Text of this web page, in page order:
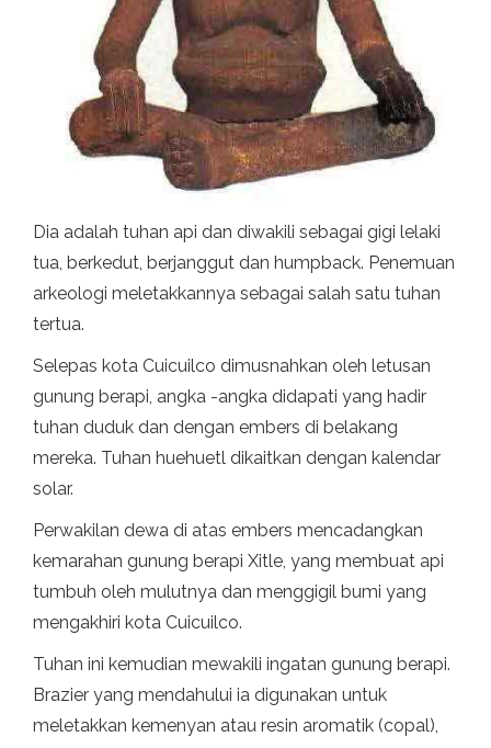
Dia adalah tuhan api dan diwakili sebagai gigi lelaki
tua, berkedut, berjanggut dan humpback. Penemuan
arkeologi meletakkannya sebagai salah satu tuhan
tertua.
Selepas kota Cuicuilco dimusnahkan oleh letusan
gunung berapi, angka -angka didapati yang hadir
tuhan duduk dan dengan embers di belakang
mereka. Tuhan huehuetl dikaitkan dengan kalendar
solar.
Perwakilan dewa di atas embers mencadangkan
kemarahan gunung berapi Xitle, yang membuat api
tumbuh oleh mulutnya dan menggigil bumi yang
mengakhiri kota Cuicuilco.
Tuhan ini kemudian mewakili ingatan gunung berapi.
Brazier yang mendahului ia digunakan untuk
meletakkan kemenyan atau resin aromatik (copal),